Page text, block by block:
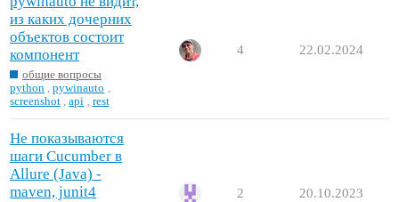
из каких дочерних
объектов состоит
компонент
общие вопросы
python
,pywinauto
screenshot ,api rest
4 22.02.2024
Не показываются
шаги Cucumber в
Allure (Java) -
maven, junit4
2 20.10.2023